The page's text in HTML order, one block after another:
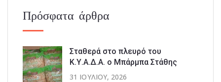
Πρόσφατα άρθρα
Σταθερά στο πλευρό του
Κ.Υ.Α.Δ.Α. ο Μπάρμπα Στάθης
31 ΙΟΥΛΊΟΥ, 2026